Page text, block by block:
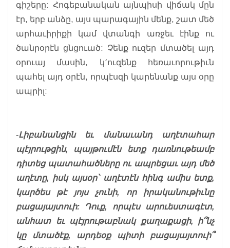
գիշերը: Հոգեբանական այնպիսի վիճակ մըն
էր, երբ անձը, այս պարագային մենք, շատ մեծ
արհաւիրիքի կամ վտանգի առջեւ էինք ու
ծանրօրէն ցնցուած: Չենք ուզեր մտածել այդ
օրուայ մասին, կ՚ուզենք հեռաւորութիւն
պահել այդ օրէն, որպէսզի կարենանք այս օրը
ապրիլ:
-Լիբանանցին եւ մանաւանդ աղէտահար
պէյրութցին, պայթումէն ետք դառնութեամբ
դիտեց պատահածները ու ապրեցաւ այդ մեծ
աղէտը, իսկ այսօր՝ աղէտէն հինգ ամիս ետք,
կարծես թէ յոյս չունի, որ իրականութիւնը
բացայայտուի: Դուք, որպէս արուեստագէտ,
անհատ եւ պէյրութաբնակ քաղաքացի, ի՞նչ
կը մտածէք, արդեօք պիտի բացայայտուի՞